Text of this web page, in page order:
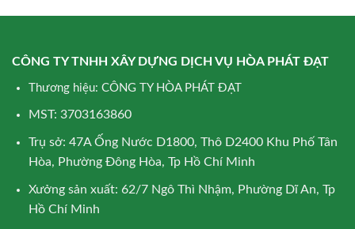
CÔNG TY TNHH XÂY DỰNG DỊCH VỤ HÒA PHÁT ĐẠT
Thương hiệu: CÔNG TY HÒA PHÁT ĐẠT
MST: 3703163860
Trụ sở: 47A Ống Nước D1800, Thô D2400 Khu Phố Tân
Hòa, Phường Đông Hòa, Tp Hồ Chí Minh
Xưởng sản xuất: 62/7 Ngô Thì Nhậm, Phường Dĩ An, Tp
Hồ Chí Minh